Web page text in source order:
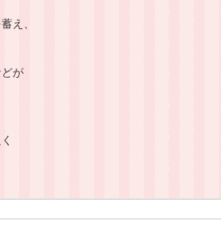
え、
が